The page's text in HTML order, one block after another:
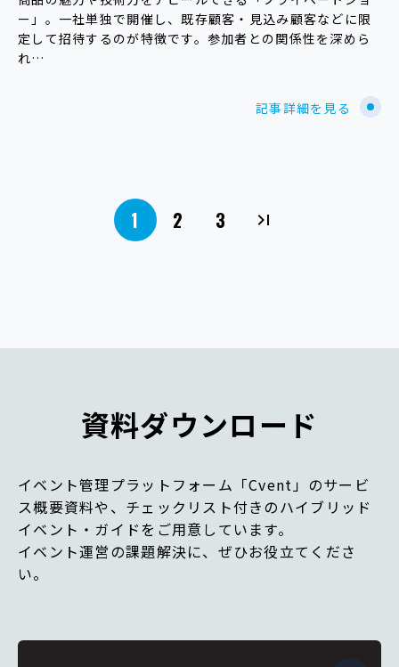
ー」。一社単独で開催し、既存顧客・見込み顧客などに限
定して招待するのが特徴です。参加者との関係性を深めら
れ…
記事詳細を見る
1 2 3
資料ダウンロード
イベント管理プラットフォーム「Cvent」のサービ
ス概要資料や、チェックリスト付きのハイブリッド
イベント・ガイドをご用意しています。
イベント運営の課題解決に、ぜひお役立てくださ
い。